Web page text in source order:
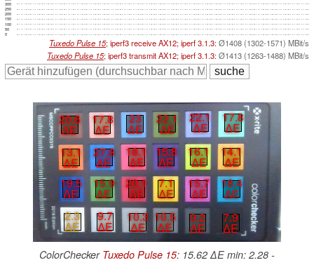
0
50
100
150
200
250
300
Tuxedo Pulse 15; iperf3 receive AX12; iperf 3.1.3:Ø1408 (1302-1571) MBit/s
Tuxedo Pulse 15; iperf3 transmit AX12; iperf 3.1.3:Ø1413 (1263-1488) MBit/s
20.6
∆E
17.8
∆E
23
∆E
22.1
∆E
22.1
∆E
17.8
∆E
13.1
∆E
27.8
∆E
18.1
∆E
15.8
∆E
16.1
∆E
14.1
∆E
19.5
∆E
15.9
∆E
20.1
∆E
7.1
∆E
15.7
∆E
18.4
∆E
2.3
∆E
9.7
∆E
10.3
∆E
10.5
∆E
9.2
∆E
7.9
∆E
ColorChecker Tuxedo Pulse 15: 15.62 ∆E min: 2.28 -